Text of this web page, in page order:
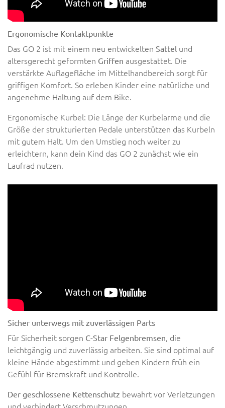
Ergonomische Kontaktpunkte
Das GO 2 ist mit einem neu entwickelten Sattel und
altersgerecht geformten Griffen ausgestattet. Die
verstärkte Auflagefläche im Mittelhandbereich sorgt für
griffigen Komfort. So erleben Kinder eine natürliche und
angenehme Haltung auf dem Bike.
Ergonomische Kurbel: Die Länge der Kurbelarme und die
Größe der strukturierten Pedale unterstützen das Kurbeln
mit gutem Halt. Um den Umstieg noch weiter zu
erleichtern, kann dein Kind das GO 2 zunächst wie ein
Laufrad nutzen.
Sicher unterwegs mit zuverlässigen Parts
Für Sicherheit sorgen C-Star Felgenbremsen, die
leichtgängig und zuverlässig arbeiten. Sie sind optimal auf
kleine Hände abgestimmt und geben Kindern früh ein
Gefühl für Bremskraft und Kontrolle.
Der geschlossene Kettenschutz bewahrt vor Verletzungen
und verhindert Verschmutzungen.